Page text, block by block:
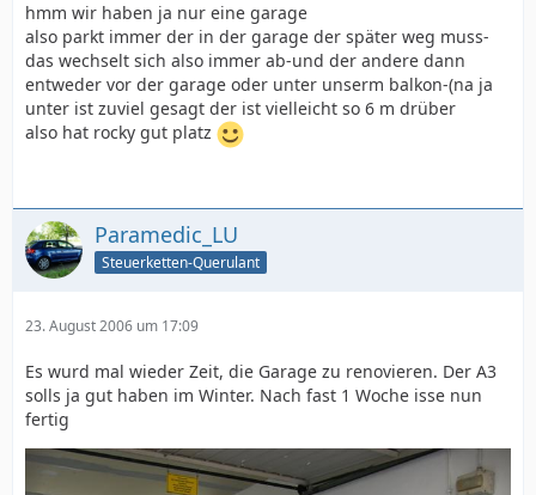
hmm wir haben ja nur eine garage
also parkt immer der in der garage der später weg muss-
das wechselt sich also immer ab-und der andere dann
entweder vor der garage oder unter unserm balkon-(na ja
unter ist zuviel gesagt der ist vielleicht so 6 m drüber
also hat rocky gut platz
Paramedic_LU
Steuerketten-Querulant
23. August 2006 um 17:09
Es wurd mal wieder Zeit, die Garage zu renovieren. Der A3
solls ja gut haben im Winter. Nach fast 1 Woche isse nun
fertig